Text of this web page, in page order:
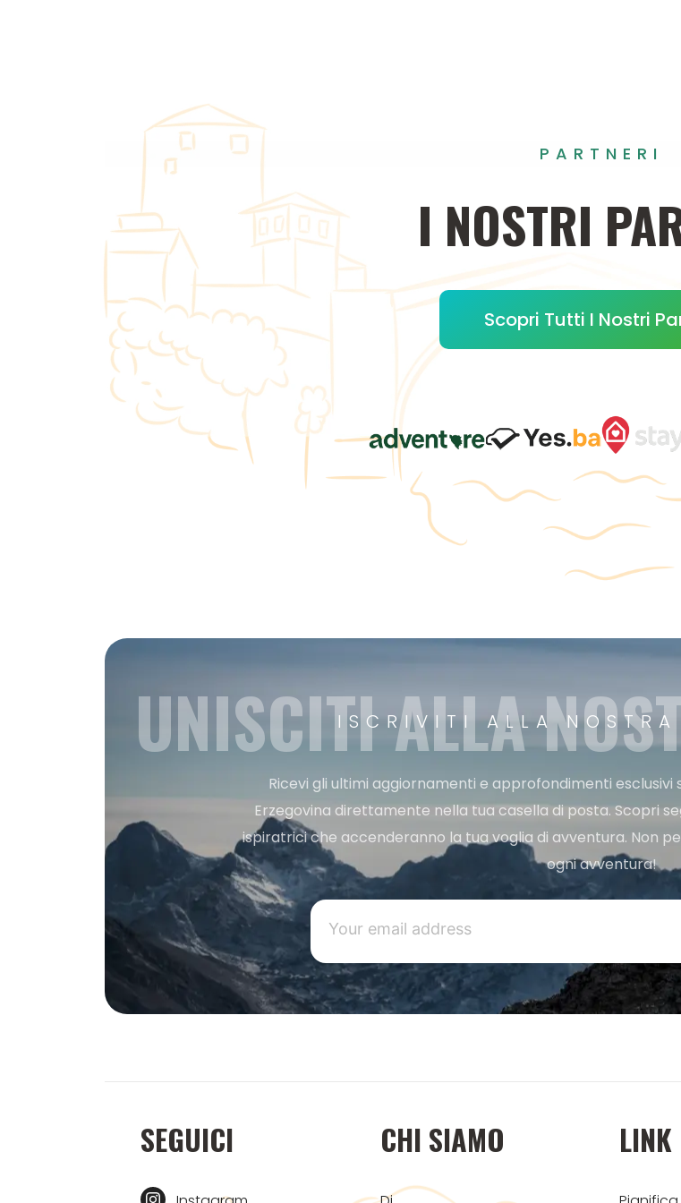
PARTNERI
I NOSTRI
Scopri Tutti I Nostri
ISCRIVITI ALLA NOSTRA
UNISCITI ALLA
Ricevi gli ultimi aggiornamenti e approfondimenti esclusivi
Erzegovina direttamente nella tua casella di posta. Scopri
ispiratrici che accenderanno la tua voglia di avventura. Non
ogni avventura!
SEGUICI CHI SIAMO